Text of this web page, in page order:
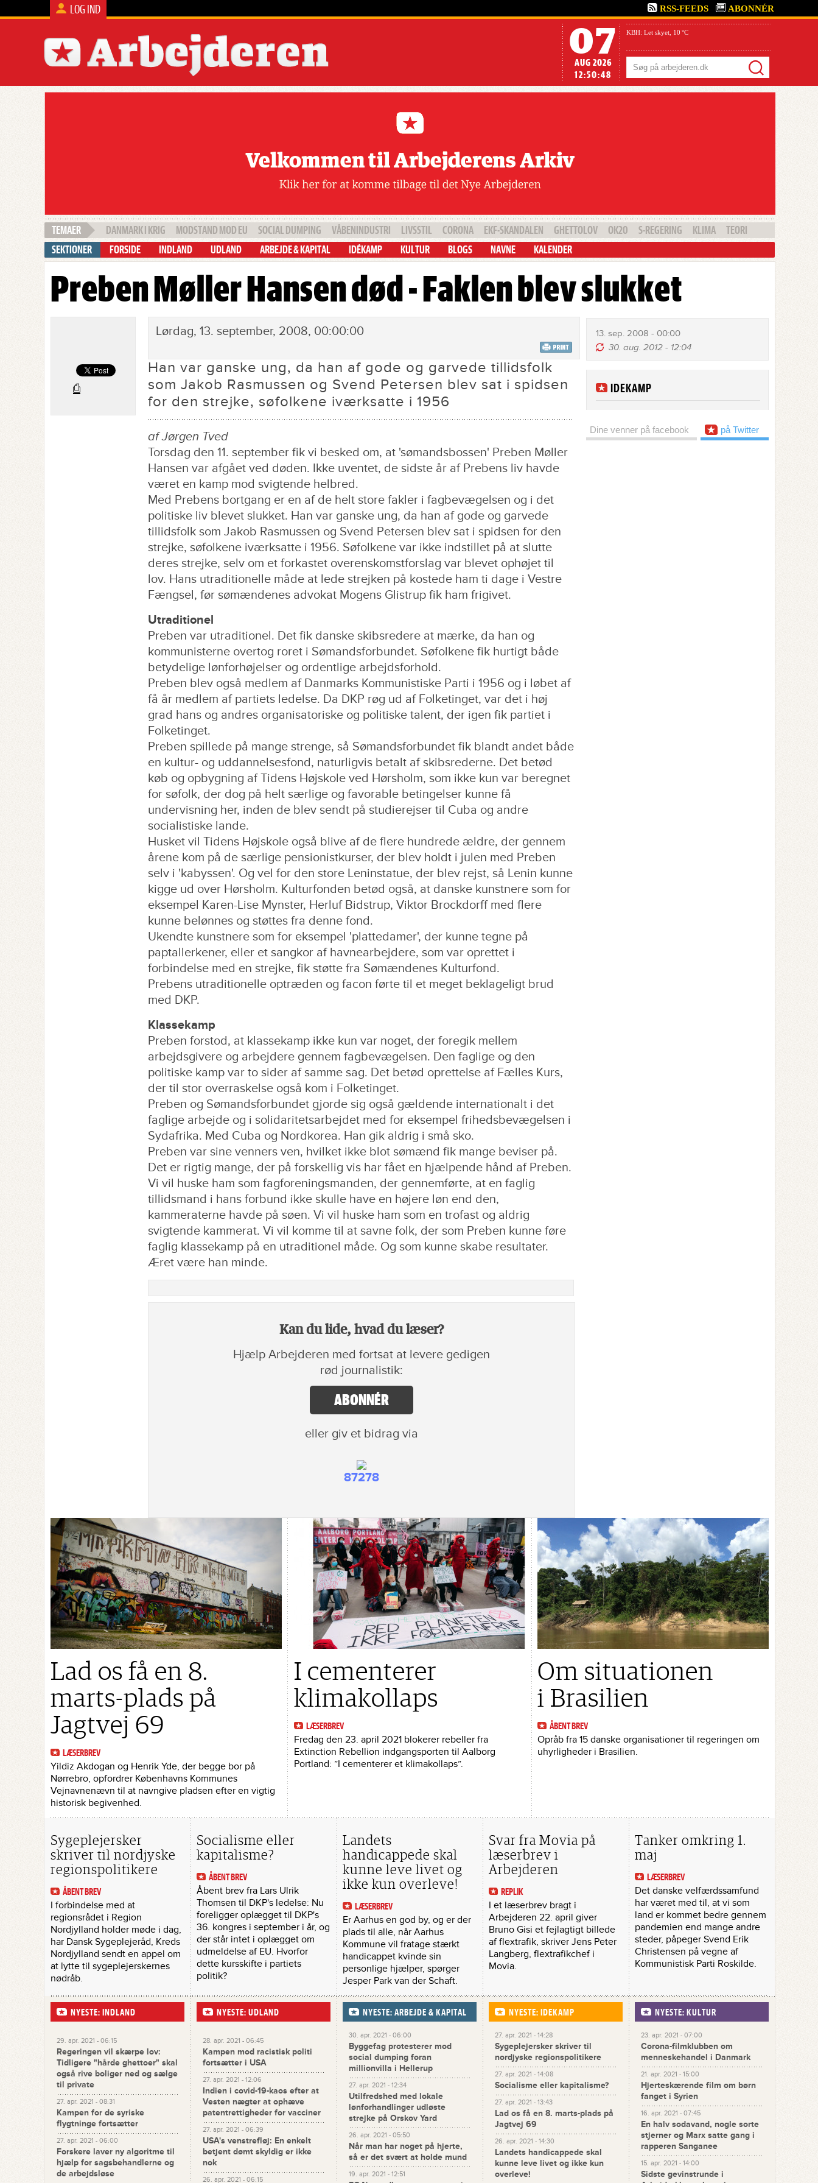
LOG IND RSS-FEEDS ABONNÉR
07
AUG 2026
12:50:49
KBH: Let skyet, 10 °C
Søg
DANMARK I KRIG MODSTAND MOD EU SOCIAL DUMPING VÅBENINDUSTRI LIVSSTIL CORONA EKF-SKANDALEN GHETTOLOV OK20 S-REGERING KLIMA
TEORI
FORSIDE
INDLAND UDLAND ARBEJDE & KAPITAL IDÉKAMP KULTUR BLOGS NAVNE KALENDER
Preben Møller Hansen død - Faklen blev slukket
Preben Møller Hansen død - Faklen blev slukket
⎙
Lørdag, 13. september, 2008, 00:00:00
Han var ganske ung, da han af gode og garvede tillidsfolk
som Jakob Rasmussen og Svend Petersen blev sat i spidsen
for den strejke, søfolkene iværksatte i 1956
af Jørgen Tved
Torsdag den 11. september fik vi besked om, at 'sømandsbossen' Preben Møller
Hansen var afgået ved døden. Ikke uventet, de sidste år af Prebens liv havde
været en kamp mod svigtende helbred.
Med Prebens bortgang er en af de helt store fakler i fagbevægelsen og i det
politiske liv blevet slukket. Han var ganske ung, da han af gode og garvede
tillidsfolk som Jakob Rasmussen og Svend Petersen blev sat i spidsen for den
strejke, søfolkene iværksatte i 1956. Søfolkene var ikke indstillet på at slutte
deres strejke, selv om et forkastet overenskomstforslag var blevet ophøjet til
lov. Hans utraditionelle måde at lede strejken på kostede ham ti dage i Vestre
Fængsel, før sømændenes advokat Mogens Glistrup fik ham frigivet.
Utraditionel
Preben var utraditionel. Det fik danske skibsredere at mærke, da han og
kommunisterne overtog roret i Sømandsforbundet. Søfolkene fik hurtigt både
betydelige lønforhøjelser og ordentlige arbejdsforhold.
Preben blev også medlem af Danmarks Kommunistiske Parti i 1956 og i løbet af
få år medlem af partiets ledelse. Da DKP røg ud af Folketinget, var det i høj
grad hans og andres organisatoriske og politiske talent, der igen fik partiet i
Folketinget.
Preben spillede på mange strenge, så Sømandsforbundet fik blandt andet både
en kultur- og uddannelsesfond, naturligvis betalt af skibsrederne. Det betød
køb og opbygning af Tidens Højskole ved Hørsholm, som ikke kun var beregnet
for søfolk, der dog på helt særlige og favorable betingelser kunne få
undervisning her, inden de blev sendt på studierejser til Cuba og andre
socialistiske lande.
Husket vil Tidens Højskole også blive af de flere hundrede ældre, der gennem
årene kom på de særlige pensionistkurser, der blev holdt i julen med Preben
selv i 'kabyssen'. Og vel for den store Leninstatue, der blev rejst, så Lenin kunne
kigge ud over Hørsholm. Kulturfonden betød også, at danske kunstnere som for
eksempel Karen-Lise Mynster, Herluf Bidstrup, Viktor Brockdorff med flere
kunne belønnes og støttes fra denne fond.
Ukendte kunstnere som for eksempel 'plattedamer', der kunne tegne på
paptallerkener, eller et sangkor af havnearbejdere, som var oprettet i
forbindelse med en strejke, fik støtte fra Sømændenes Kulturfond.
Prebens utraditionelle optræden og facon førte til et meget beklageligt brud
med DKP.
Klassekamp
Preben forstod, at klassekamp ikke kun var noget, der foregik mellem
arbejdsgivere og arbejdere gennem fagbevægelsen. Den faglige og den
politiske kamp var to sider af samme sag. Det betød oprettelse af Fælles Kurs,
der til stor overraskelse også kom i Folketinget.
Preben og Sømandsforbundet gjorde sig også gældende internationalt i det
faglige arbejde og i solidaritetsarbejdet med for eksempel frihedsbevægelsen i
Sydafrika. Med Cuba og Nordkorea. Han gik aldrig i små sko.
Preben var sine venners ven, hvilket ikke blot sømænd fik mange beviser på.
Det er rigtig mange, der på forskellig vis har fået en hjælpende hånd af Preben.
Vi vil huske ham som fagforeningsmanden, der gennemførte, at en faglig
tillidsmand i hans forbund ikke skulle have en højere løn end den,
kammeraterne havde på søen. Vi vil huske ham som en trofast og aldrig
svigtende kammerat. Vi vil komme til at savne folk, der som Preben kunne føre
faglig klassekamp på en utraditionel måde. Og som kunne skabe resultater.
Æret være han minde.
Kan du lide, hvad du læser?
Hjælp Arbejderen med fortsat at levere gedigen
rød journalistik:
ABONNÉR
eller giv et bidrag via
87278
13. sep. 2008 - 00:00
30. aug. 2012 - 12:04
IDEKAMP
på Twitter
Dine venner på facebook
Lad os få en 8.
marts-plads på
Jagtvej 69
LÆSERBREV
Yildiz Akdogan og Henrik Yde, der begge bor på
Nørrebro, opfordrer Københavns Kommunes
Vejnavnenævn til at navngive pladsen efter en vigtig
historisk begivenhed.
I cementerer
klimakollaps
LÆSERBREV
Fredag den 23. april 2021 blokerer rebeller fra
Extinction Rebellion indgangsporten til Aalborg
Portland: ”I cementerer et klimakollaps”.
Om situationen
i Brasilien
ÅBENT BREV
Opråb fra 15 danske organisationer til regeringen om
uhyrligheder i Brasilien.
Sygeplejersker
skriver til nordjyske
regionspolitikere
ÅBENT BREV
I forbindelse med at
regionsrådet i Region
Nordjylland holder møde i dag,
har Dansk Sygeplejeråd, Kreds
Nordjylland sendt en appel om
at lytte til sygeplejerskernes
nødråb.
Socialisme eller
kapitalisme?
ÅBENT BREV
Åbent brev fra Lars Ulrik
Thomsen til DKP's ledelse: Nu
foreligger oplægget til DKP's
36. kongres i september i år, og
der står intet i oplægget om
udmeldelse af EU. Hvorfor
dette kursskifte i partiets
politik?
Landets
handicappede skal
kunne leve livet og
ikke kun overleve!
LÆSERBREV
Er Aarhus en god by, og er der
plads til alle, når Aarhus
Kommune vil fratage stærkt
handicappet kvinde sin
personlige hjælper, spørger
Jesper Park van der Schaft.
Svar fra Movia på
læserbrev i
Arbejderen
REPLIK
I et læserbrev bragt i
Arbejderen 22. april giver
Bruno Gisi et fejlagtigt billede
af flextrafik, skriver Jens Peter
Langberg, flextrafikchef i
Movia.
Tanker omkring 1.
maj
LÆSERBREV
Det danske velfærdssamfund
har været med til, at vi som
land er kommet bedre gennem
pandemien end mange andre
steder, påpeger Svend Erik
Christensen på vegne af
Kommunistisk Parti Roskilde.
NYESTE: INDLAND
29. apr. 2021 - 06:15
Regeringen vil skærpe lov:
Tidligere "hårde ghettoer" skal
også rive boliger ned og sælge
til private
27. apr. 2021 - 08:31
Kampen for de syriske
flygtninge fortsætter
27. apr. 2021 - 06:00
Forskere laver ny algoritme til
hjælp for sagsbehandlerne og
de arbejdsløse
NYESTE: UDLAND
28. apr. 2021 - 06:45
Kampen mod racistisk politi
fortsætter i USA
27. apr. 2021 - 12:06
Indien i covid-19-kaos efter at
Vesten nægter at ophæve
patentrettigheder for vacciner
27. apr. 2021 - 06:39
USA's venstrefløj: En enkelt
betjent dømt skyldig er ikke
nok
26. apr. 2021 - 06:15
NYESTE: ARBEJDE & KAPITAL
30. apr. 2021 - 06:00
Byggefag protesterer mod
social dumping foran
millionvilla i Hellerup
27. apr. 2021 - 12:34
Utilfredshed med lokale
lønforhandlinger udløste
strejke på Orskov Yard
26. apr. 2021 - 05:50
Når man har noget på hjerte,
så er det svært at holde mund
19. apr. 2021 - 12:51
NYESTE: IDEKAMP
27. apr. 2021 - 14:28
Sygeplejersker skriver til
nordjyske regionspolitikere
27. apr. 2021 - 14:08
Socialisme eller kapitalisme?
27. apr. 2021 - 13:43
Lad os få en 8. marts-plads på
Jagtvej 69
26. apr. 2021 - 14:30
Landets handicappede skal
kunne leve livet og ikke kun
overleve!
NYESTE: KULTUR
23. apr. 2021 - 07:00
Corona-filmklubben om
menneskehandel i Danmark
21. apr. 2021 - 15:00
Hjerteskærende film om børn
fanget i Syrien
16. apr. 2021 - 07:45
En halv sodavand, nogle sorte
stjerner og Marx satte gang i
rapperen Sanganee
15. apr. 2021 - 14:00
Sidste gevinstrunde i